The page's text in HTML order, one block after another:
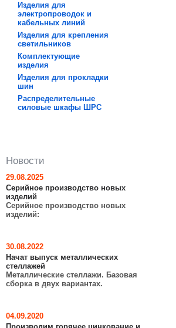
Изделия для
электропроводок и
кабельных линий
Изделия для крепления
светильников
Комплектующие
изделия
Изделия для прокладки
шин
Распределительные
силовые шкафы ШРC
Новости
29.08.2025
Серийное производство новых
изделий
Серийное производство новых
изделий:
30.08.2022
Начат выпуск металлических
стеллажей
Металлические стеллажи. Базовая
сборка в двух вариантах.
04.09.2020